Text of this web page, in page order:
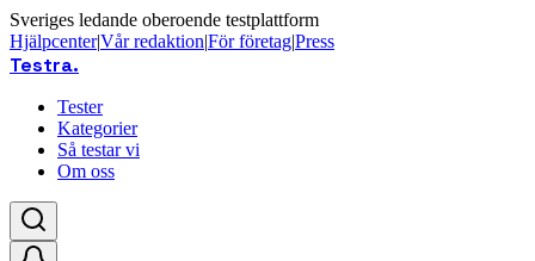
Sveriges ledande oberoende testplattform
Hjälpcenter|Vår redaktion|För företag|Press
Testra.
Tester
Kategorier
Så testar vi
Om oss